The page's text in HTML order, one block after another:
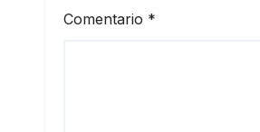
Comentario *